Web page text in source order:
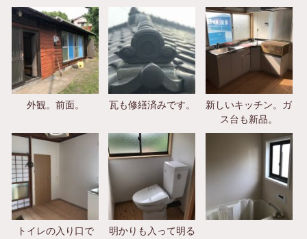
外観。前面。 瓦も修繕済みです。
新しいキッチン。ガ
ス台も新品。
トイレの入り口で
明かりも入って明る